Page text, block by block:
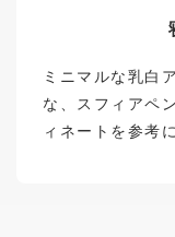
ミニマルな乳白
な、スフィアペ
ィネートを参考